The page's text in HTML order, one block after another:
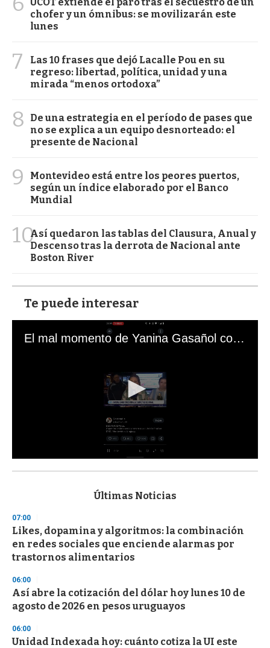
UCOT extiende el paro tras el secuestro de un
chofer y un ómnibus: se movilizarán este
lunes
7
Las 10 frases que dejó Lacalle Pou en su
regreso: libertad, política, unidad y una
mirada “menos ortodoxa”
8
De una estrategia en el período de pases que
no se explica a un equipo desnorteado: el
presente de Nacional
9
Montevideo está entre los peores puertos,
según un índice elaborado por el Banco
Mundial
10Así quedaron las tablas del Clausura, Anual y
Descenso tras la derrota de Nacional ante
Boston River
Te puede interesar
El mal momento de Yanina Gasañol con un hincha argentino en "Subrayado"
s
d
s
o
f
3
s
e
c
o
d
s
Últimas Noticias
07:00
Likes, dopamina y algoritmos: la combinación
en redes sociales que enciende alarmas por
trastornos alimentarios
06:00
Así abre la cotización del dólar hoy lunes 10 de
agosto de 2026 en pesos uruguayos
06:00
Unidad Indexada hoy: cuánto cotiza la UI este